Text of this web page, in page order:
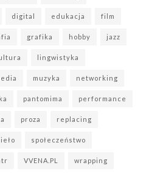
digital edukacja film
grafika hobby jazz
lingwistyka
muzyka networking
pantomima performance
proza replacing
społeczeństwo
VVENA.PL wrapping